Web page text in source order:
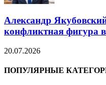
Александр
конфликтная фигура
20.07.2026
ПОПУЛЯРНЫЕ